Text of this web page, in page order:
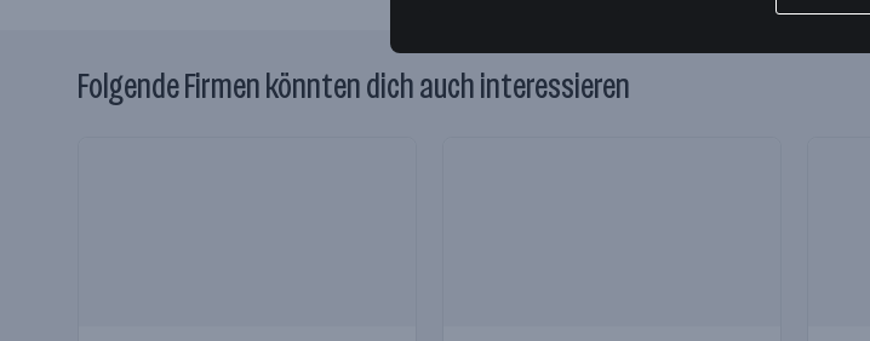
Folgende Firmen könnten dich auch interessieren